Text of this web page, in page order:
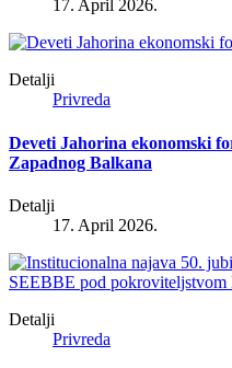
17. April 2026.
Detalji
Privreda
Deveti Jahorina ekonomski
Zapadnog Balkana
Detalji
17. April 2026.
Detalji
Privreda